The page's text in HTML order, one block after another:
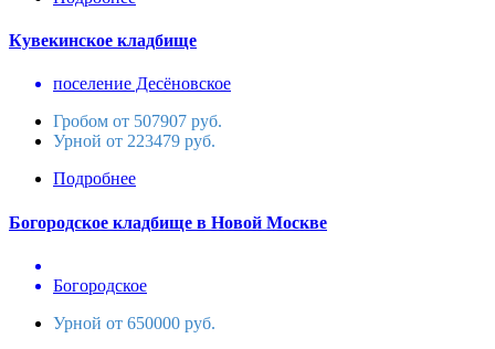
Кувекинское кладбище
поселение Десёновское
Гробом от 507907 руб.
Урной от 223479 руб.
Подробнее
Богородское кладбище в Новой Москве
Богородское
Урной от 650000 руб.